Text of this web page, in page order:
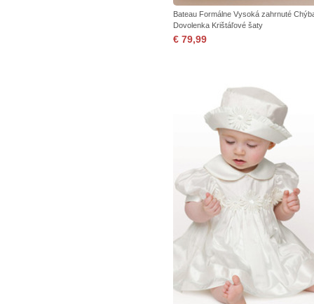
Bateau Formálne Vysoká zahrnuté
Dovolenka Krištáľové šaty
€ 79,99